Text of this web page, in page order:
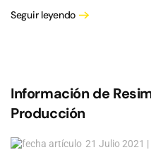
Seguir leyendo
Información de
Producción
21 Julio 2021